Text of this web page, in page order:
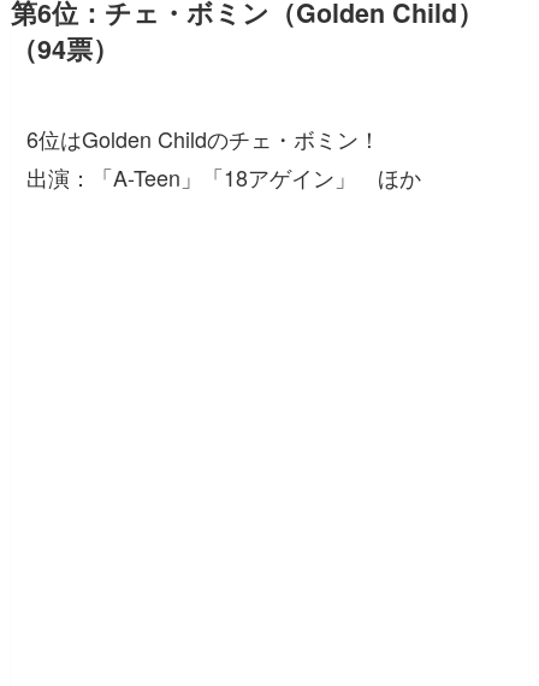
第6位：チェ・ボミン（Golden Child）
（94票）
6位はGolden Childのチェ・ボミン！
出演：「A-Teen」「18アゲイン」 ほか